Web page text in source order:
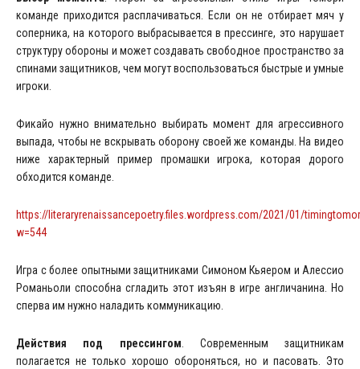
команде приходится расплачиваться. Если он не отбирает мяч у
соперника, на которого выбрасывается в прессинге, это нарушает
структуру обороны и может создавать свободное пространство за
спинами защитников, чем могут воспользоваться быстрые и умные
игроки.
Фикайо нужно внимательно выбирать момент для агрессивного
выпада, чтобы не вскрывать оборону своей же команды. На видео
ниже характерный пример промашки игрока, которая дорого
обходится команде.
https://literaryrenaissancepoetry.files.wordpress.com/2021/01/
w=544
Игра с более опытными защитниками Симоном Кьяером и Алессио
Романьоли способна сгладить этот изъян в игре англичанина. Но
сперва им нужно наладить коммуникацию.
Действия под прессингом. Современным защитникам
полагается не только хорошо обороняться, но и пасовать. Это